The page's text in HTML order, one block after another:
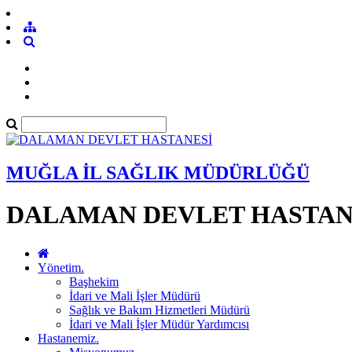
MUĞLA İL SAĞLIK MÜDÜRLÜĞÜ
DALAMAN DEVLET
Yönetim.
Başhekim
İdari ve Mali İşler Müdürü
Sağlık ve Bakım Hizmetleri Müdürü
İdari ve Mali İşler Müdür Yardımcısı
Hastanemiz.